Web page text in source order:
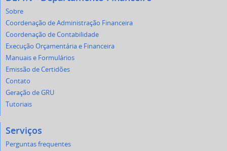
Sobre
Coordenação de Administração Financeira
Coordenação de Contabilidade
Execução Orçamentária e Financeira
Manuais e Formulários
Emissão de Certidões
Contato
Geração de GRU
Tutoriais
Serviços
Perguntas frequentes